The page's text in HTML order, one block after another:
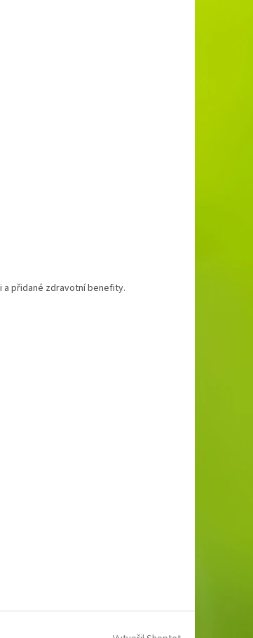
a přidané zdravotní benefity.